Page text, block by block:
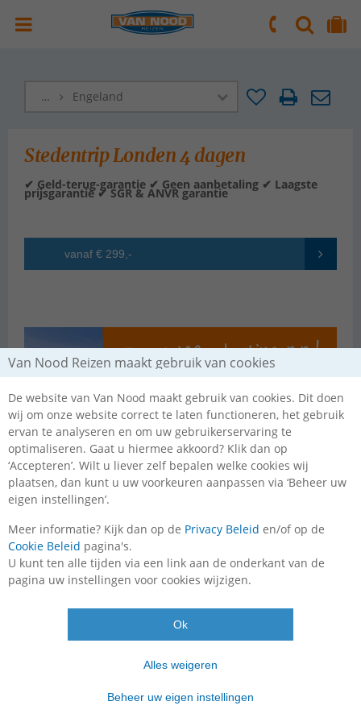
ZOEKENNAAR 'MIJN REIS' OMGEVING
… Engeland
Stedentrip Londen 4 dagen
✔ Geld-terug-garantie ✔ Geen aanbetaling ✔ Laagste
prijsgarantie ✔ SGR & ANVR garantie
vanaf € 299,-
Tot € 100,- korting p.p.!
Met Van Nood een paar dagen genieten van de mooie
hoofdstad van Groot-Brittannië. Ervaar zelf deze stad vol
tradities en indrukwekkende herinneringen aan een
roemrijk verleden. In Londen is enorm veel te zien, je zult
al snel merken dat Londen anders is. Dan bedoelen we
niet alleen het linksrijdend verkeer. De typisch zwarte
taxi's en de London bobbies bepalen het gezellige
stadsbeeld. Winkelen in Oxfordstreet of bij Harrods,
varen op de Theems, je horloge gelijkzetten met de Big
Ben: dit alles is mogelijk in Londen. Londen is the place
Van Nood Reizen maakt gebruik van cookies
De website van Van Nood maakt gebruik van cookies. Dit doen
wij om onze website correct te laten functioneren, het gebruik
ervan te analyseren en om uw gebruikerservaring te
optimaliseren. Gaat u hiermee akkoord? Klik dan op
‘Accepteren’. Wilt u liever zelf bepalen welke cookies wij
plaatsen, dan kunt u uw voorkeuren aanpassen via ‘Beheer uw
eigen instellingen’.
Meer informatie? Kijk dan op de Privacy Beleid en/of op de
Cookie Beleid pagina's.
U kunt ten alle tijden via een link aan de onderkant van de
pagina uw instellingen voor cookies wijzigen.
Beheer uw eigen instellingen
Alles weigeren
Ok